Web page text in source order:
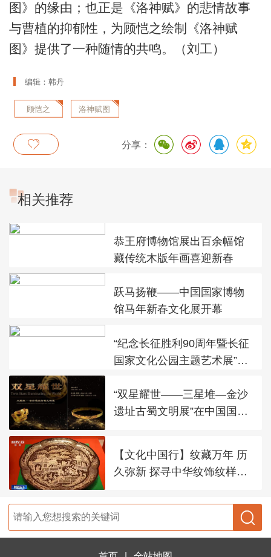
图》的缘由；也正是《洛神赋》的悲情故事
与曹植的抑郁性，为顾恺之绘制《洛神赋
图》提供了一种随情的共鸣。（刘工）
编辑：韩丹
顾恺之 洛神赋图
分享：
相关推荐
恭王府博物馆展出百余幅馆
藏传统木版年画喜迎新春
跃马扬鞭——中国国家博物
馆马年新春文化展开幕
“纪念长征胜利90周年暨长征
国家文化公园主题艺术展”在
“双星耀世——三星堆—金沙
遗址古蜀文明展”在中国国家
【文化中国行】纹藏万年 历
久弥新 探寻中华纹饰纹样之